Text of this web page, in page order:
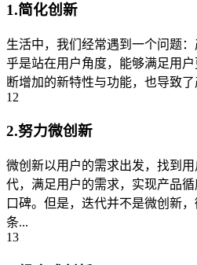
1.简化创新
生活中，我们经常遇到一个问题
乎是站在用户角度，能够满足用
断增加的新特性与功能，也导致
12
2.努力微创新
微创新以用户的需求出发，找到
代，满足用户的需求，实现产品
口碑。但是，迭代并不是微创新
条...
13